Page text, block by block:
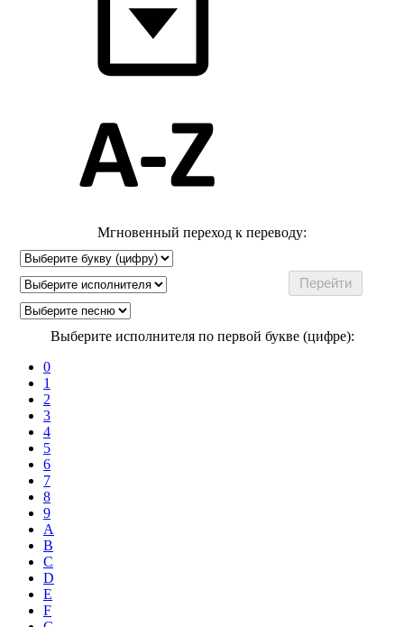
Мгновенный переход к переводу:
Выберите исполнителя по первой букве (цифре):
0
1
2
3
4
5
6
7
8
9
A
B
C
D
E
F